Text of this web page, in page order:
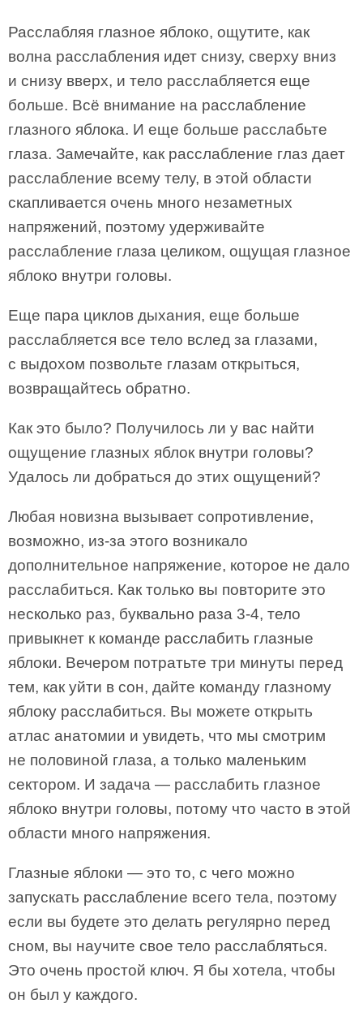
Расслабляя глазное яблоко, ощутите, как
волна расслабления идет снизу, сверху вниз
и снизу вверх, и тело расслабляется еще
больше. Всё внимание на расслабление
глазного яблока. И еще больше расслабьте
глаза. Замечайте, как расслабление глаз дает
расслабление всему телу, в этой области
скапливается очень много незаметных
напряжений, поэтому удерживайте
расслабление глаза целиком, ощущая глазное
яблоко внутри головы.
Еще пара циклов дыхания, еще больше
расслабляется все тело вслед за глазами,
с выдохом позвольте глазам открыться,
возвращайтесь обратно.
Как это было? Получилось ли у вас найти
ощущение глазных яблок внутри головы?
Удалось ли добраться до этих ощущений?
Любая новизна вызывает сопротивление,
возможно, из-за этого возникало
дополнительное напряжение, которое не дало
расслабиться. Как только вы повторите это
несколько раз, буквально раза 3-4, тело
привыкнет к команде расслабить глазные
яблоки. Вечером потратьте три минуты перед
тем, как уйти в сон, дайте команду глазному
яблоку расслабиться. Вы можете открыть
атлас анатомии и увидеть, что мы смотрим
не половиной глаза, а только маленьким
сектором. И задача — расслабить глазное
яблоко внутри головы, потому что часто в этой
области много напряжения.
Глазные яблоки — это то, с чего можно
запускать расслабление всего тела, поэтому
если вы будете это делать регулярно перед
сном, вы научите свое тело расслабляться.
Это очень простой ключ. Я бы хотела, чтобы
он был у каждого.